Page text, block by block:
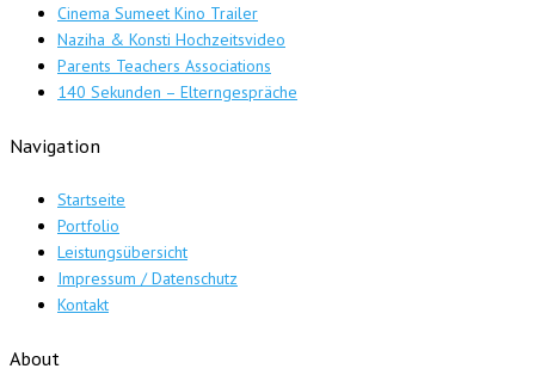
Cinema Sumeet Kino Trailer
Naziha & Konsti Hochzeitsvideo
Parents Teachers Associations
140 Sekunden – Elterngespräche
Navigation
Startseite
Portfolio
Leistungsübersicht
Impressum / Datenschutz
Kontakt
About